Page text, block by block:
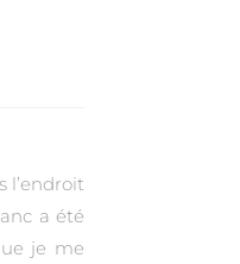
l’endroit
a été
je me